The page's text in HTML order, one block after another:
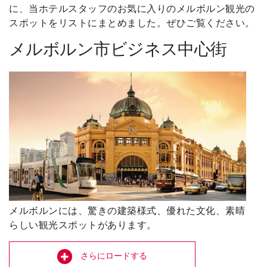
に、当ホテルスタッフのお気に入りのメルボルン観光の
スポットをリストにまとめました。ぜひご覧ください。
メルボルン市ビジネス中心街
メルボルンには、驚きの建築様式、優れた文化、素晴
らしい観光スポットがあります。
さらにロードする